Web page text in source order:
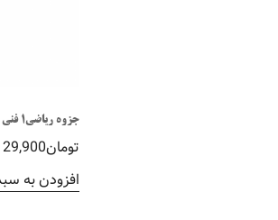
جزوه ریاضی1 فنی و علوم پایه قسمت دوم
تومان
افزودن به